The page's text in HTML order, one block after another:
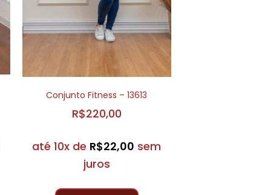
Conjunto Fitness – 13613
R$220,00
até 10x de R$22,00 sem
juros